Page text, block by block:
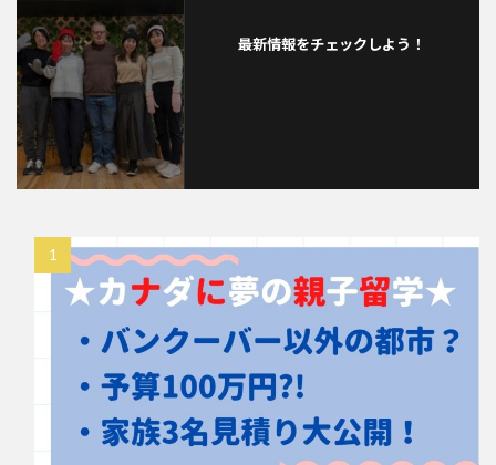
最新情報をチェックしよう！